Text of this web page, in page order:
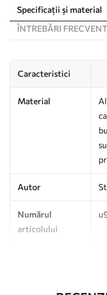
Specificații și material
ÎNTREBĂRI
Caracteristici
Material
Autor
Numărul
articolului